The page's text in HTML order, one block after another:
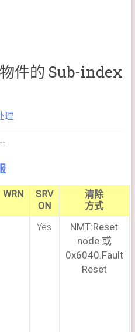
件的 Sub-index
理
WRN
SRV
ON
清除
方式
Yes
NMT:Reset
node 或
0x6040.Fault
Reset